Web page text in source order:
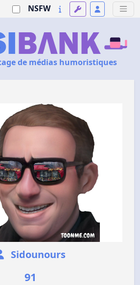
NSFW
de médias humoristiques
Sidounours
91